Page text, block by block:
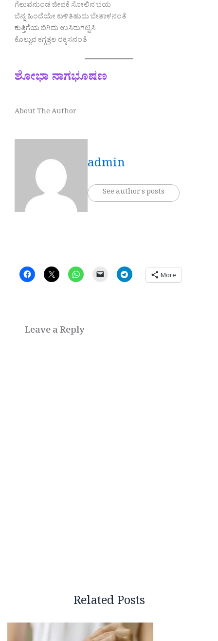
ಗೆಲುವನುಂಡ ಜೀವಕೆ ಸೋಲಿನ ಭಯ
ಬೆನ್ನ ಹಿಂದೆಯೇ ಕುಳಿತಿಹುದು ಬೇತಾಳನಂತೆ
ಕುತ್ತಿಗೆಯ ಬಿಗಿದು ಉಸಿರುಗಟ್ಟಿಸಿ
ಕೊಲ್ಲುವ ಕಗ್ಗತ್ತಲ ರಕ್ಕಸನಂತೆ
ಶೋಭಾ ನಾಗಭೂಷಣ
About The Author
admin
See author's posts
More
Leave a Reply
Related Posts